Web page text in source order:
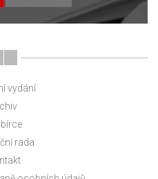
vydání
rada